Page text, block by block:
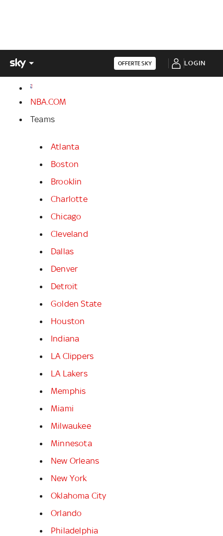
OFFERTE SKY LOGIN
NBA.COM
Teams
Atlanta
Boston
Brooklin
Charlotte
Chicago
Cleveland
Dallas
Denver
Detroit
Golden State
Houston
Indiana
LA Clippers
LA Lakers
Memphis
Miami
Milwaukee
Minnesota
New Orleans
New York
Oklahoma City
Orlando
Philadelphia